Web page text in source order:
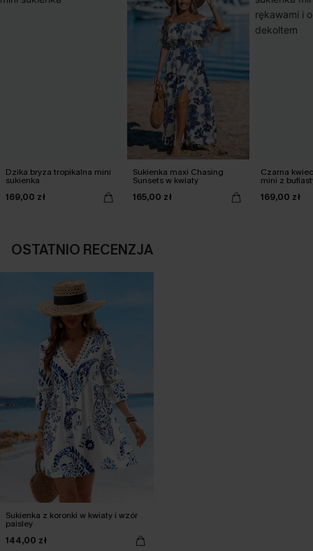
Dzika bryza tropikalna mini
sukienka
169,00 zł
Sukienka maxi Chasing
Sunsets w kwiaty
165,00 zł
Czarna
mini z
169,00 zł
OSTATNIO RECENZJA
Sukienka z koronki w kwiaty i wzór
paisley
144,00 zł